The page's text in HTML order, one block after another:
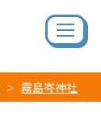
霧島岑神社